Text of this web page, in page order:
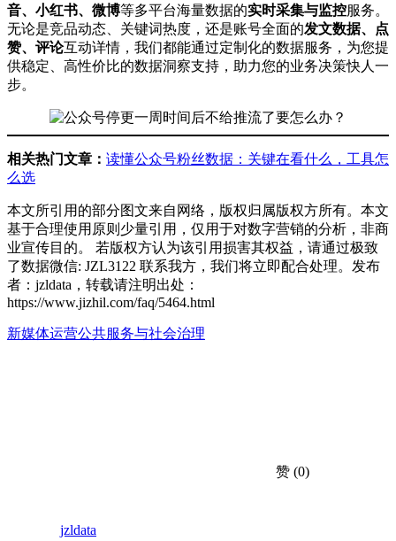
音、小红书、微博等多平台海量数据的实时采集与监控服务。
无论是竞品动态、关键词热度，还是账号全面的发文数据、点
赞、评论互动详情，我们都能通过定制化的数据服务，为您提
供稳定、高性价比的数据洞察支持，助力您的业务决策快人一
步。
相关热门文章： 读懂公众号粉丝数据：关键在看什么，工具怎
么选
本文所引用的部分图文来自网络，版权归属版权方所有。本文
基于合理使用原则少量引用，仅用于对数字营销的分析，非商
业宣传目的。 若版权方认为该引用损害其权益，请通过极致
了数据微信: JZL3122 联系我方，我们将立即配合处理。发布
者：jzldata，转载请注明出处：
https://www.jizhil.com/faq/5464.html
新媒体运营公共服务与社会治理
赞 (0)
jzldata